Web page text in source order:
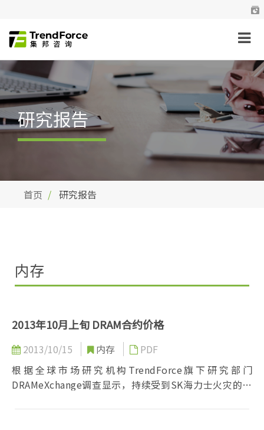
研究报告
首页 研究报告
内存
2013年10月上旬 DRAM合约价格
2013/10/15 内存
PDF
根据全球市场研究机构TrendForce旗下研究部门
DRAMeXchange调查显示，持续受到SK海力士火灾的影